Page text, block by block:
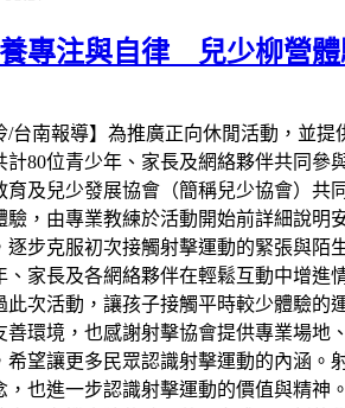
專注與自律 兒少柳營體
/台南報導】為推廣正向休閒活動，並
計80位青少年、家長及網絡夥伴共同
育及兒少發展協會（簡稱兒少協會）
驗，由專業教練於活動開始前詳細說
逐步克服初次接觸射擊運動的緊張與
、家長及各網絡夥伴在輕鬆互動中增
此次活動，讓孩子接觸平時較少體驗
善環境，也感謝射擊協會提供專業場
希望讓更多民眾認識射擊運動的內涵
，也進一步認識射擊運動的價值與精